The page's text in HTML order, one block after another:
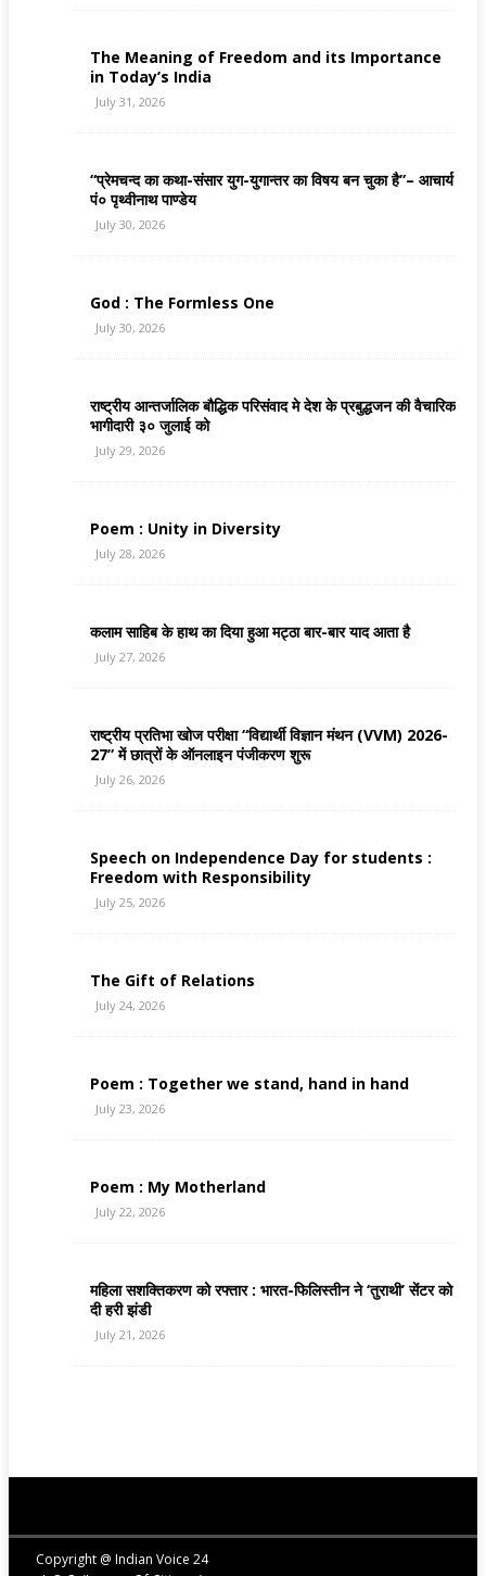
The Meaning of Freedom and its Importance
in Today’s India
July 31, 2026
“प्रेमचन्द का कथा-संसार युग-युगान्तर का विषय बन चुका है”– आचार्य
पं० पृथ्वीनाथ पाण्डेय
July 30, 2026
God : The Formless One
July 30, 2026
राष्ट्रीय आन्तर्जालिक बौद्धिक परिसंवाद मे देश के प्रबुद्धजन की वैचारिक
भागीदारी ३० जुलाई को
July 29, 2026
Poem : Unity in Diversity
July 28, 2026
कलाम साहिब के हाथ का दिया हुआ मट्ठा बार-बार याद आता है
July 27, 2026
राष्ट्रीय प्रतिभा खोज परीक्षा “विद्यार्थी विज्ञान मंथन (VVM) 2026-
27” में छात्रों के ऑनलाइन पंजीकरण शुरू
July 26, 2026
Speech on Independence Day for students :
Freedom with Responsibility
July 25, 2026
The Gift of Relations
July 24, 2026
Poem : Together we stand, hand in hand
July 23, 2026
Poem : My Motherland
July 22, 2026
महिला सशक्तिकरण को रफ्तार : भारत-फिलिस्तीन ने ‘तुराथी’ सेंटर को
दी हरी झंडी
July 21, 2026
Copyright @ Indian Voice 24